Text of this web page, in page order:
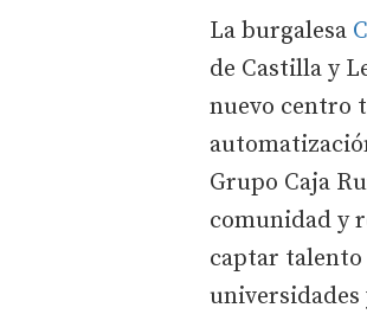
La burgalesa
de Castilla y
nuevo centro
Grupo Caja
comunidad y
captar